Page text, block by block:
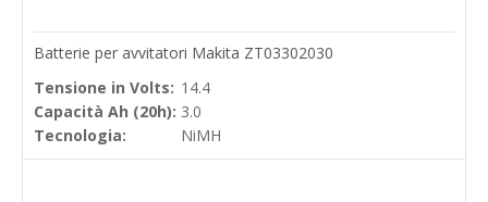
Batterie per avvitatori Makita ZT03302030
Tensione in Volts: 14.4
Capacità Ah (20h): 3.0
Tecnologia:
NiMH